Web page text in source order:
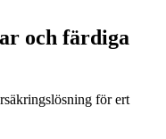
och färdiga
för ert